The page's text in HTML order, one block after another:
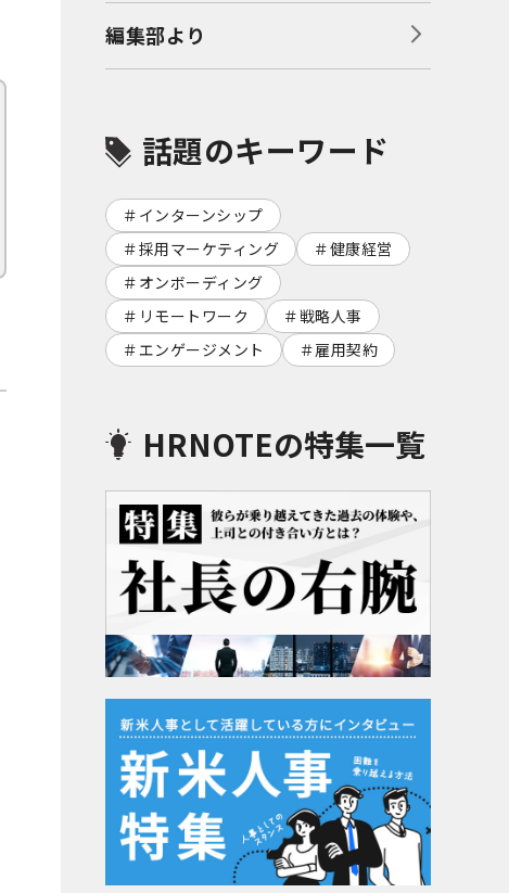
編集部より
話題のキーワード
インターンシップ
採用マーケティング
健康経営
オンボーディング
リモートワーク
戦略人事
エンゲージメント
雇用契約
HRNOTEの特集一覧